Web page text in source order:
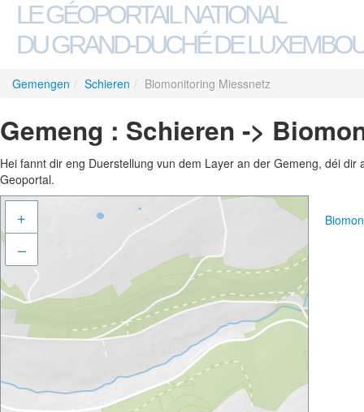
LE GÉOPORTAIL NATIONAL
DU GRAND-DUCHÉ DE
Gemengen / Schieren / Biomonitoring Miessnetz
Gemeng : Schieren ->
Hei fannt dir eng Duerstellung vun dem Layer an der Gemeng, déi
Geoportal.
+
–